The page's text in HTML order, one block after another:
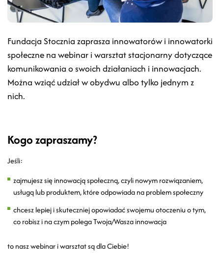
Fundacja Stocznia zaprasza innowatorów i innowatorki
społeczne na webinar i warsztat stacjonarny dotyczące
komunikowania o swoich działaniach i innowacjach.
Można wziąć udział w obydwu albo tylko jednym z
nich.
Kogo zapraszamy?
Jeśli:
zajmujesz się innowacją społeczną, czyli nowym rozwiązaniem,
usługą lub produktem, które odpowiada na problem społeczny
chcesz lepiej i skuteczniej opowiadać swojemu otoczeniu o tym,
co robisz i na czym polega Twoja/Wasza innowacja
to nasz webinar i warsztat są dla Ciebie!